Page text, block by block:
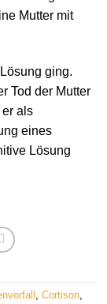
Mutter mit
ging.
Tod der Mutter
als
eines
Lösung
, Cortison,